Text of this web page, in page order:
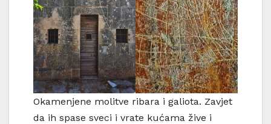
Okamenjene molitve ribara i galiota. Zavjet
da ih spase sveci i vrate kućama žive i